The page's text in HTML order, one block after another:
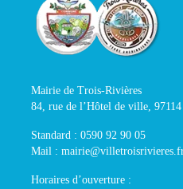
Mairie de Trois-Rivières
84, rue de l’Hôtel de ville,
Standard : 0590 92 90 05
Mail :
Horaires d’ouverture :